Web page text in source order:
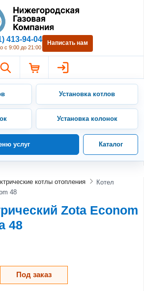
Нижегородская Газовая
413-94-04
с 9:00 до 21:00
Написать нам
Установка котлов
Установка колонок
услуг Каталог
котлы отопления
Котел
48
Zota Econom
48
Под заказ